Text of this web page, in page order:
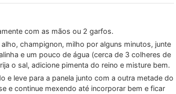
com as mãos ou 2 garfos.
champignon, milho por alguns minutos, junte
e um pouco de água (cerca de 3 colheres de
o sal, adicione pimenta do reino e misture bem.
e leve para a panela junto com a outra metade do
e continue mexendo até incorporar bem e ficar